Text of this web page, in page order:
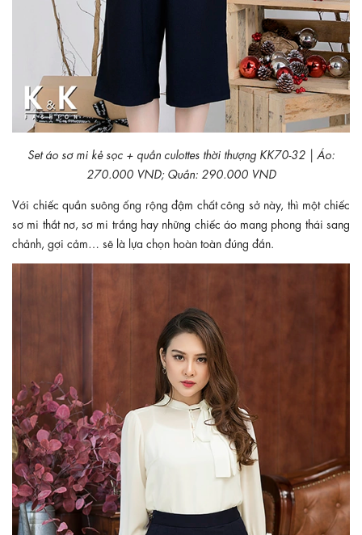
Set áo sơ mi kẻ sọc + quần culottes thời thượng KK70-32 | Áo:
270.000 VND; Quần: 290.000 VND
Với chiếc quần suông ống rộng đậm chất công sở này, thì một chiếc
sơ mi thắt nơ, sơ mi trắng hay những chiếc áo mang phong thái sang
chảnh, gợi cảm… sẽ là lựa chọn hoàn toàn đúng đắn.